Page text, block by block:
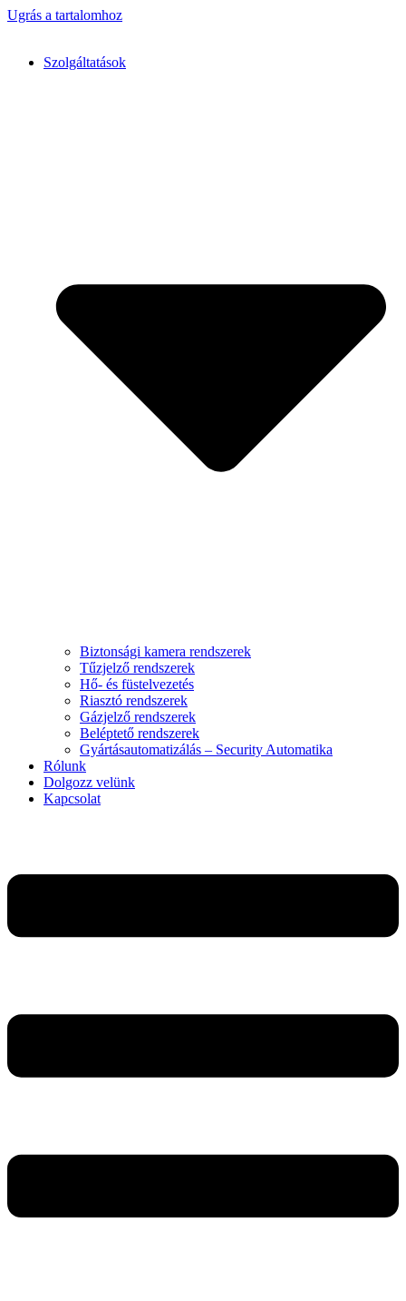
Ugrás a tartalomhoz
Szolgáltatások
Biztonsági kamera rendszerek
Tűzjelző rendszerek
Hő- és füstelvezetés
Riasztó rendszerek
Gázjelző rendszerek
Beléptető rendszerek
Gyártásautomatizálás – Security Automatika
Rólunk
Dolgozz velünk
Kapcsolat